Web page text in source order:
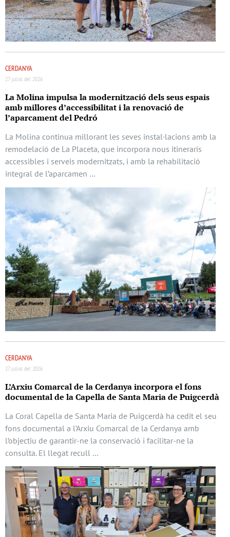
CERDANYA
27 juliol del 2026
La Molina impulsa la modernització dels seus espais
amb millores d’accessibilitat i la renovació de
l’aparcament del Pedró
La Molina continua millorant les seves instal·lacions amb la
remodelació de La Placeta, que incorpora nous itineraris
accessibles i serveis modernitzats, i amb la rehabilitació
integral de l’aparcamen …
CERDANYA
27 juliol del 2026
L’Arxiu Comarcal de la Cerdanya incorpora el fons
documental de la Capella de Santa Maria de Puigcerdà
La Coral Capella de Santa Maria de Puigcerdà ha cedit el seu
fons documental a l’Arxiu Comarcal de la Cerdanya amb
l’objectiu de garantir-ne la conservació i facilitar-ne la
consulta. El llegat recull …